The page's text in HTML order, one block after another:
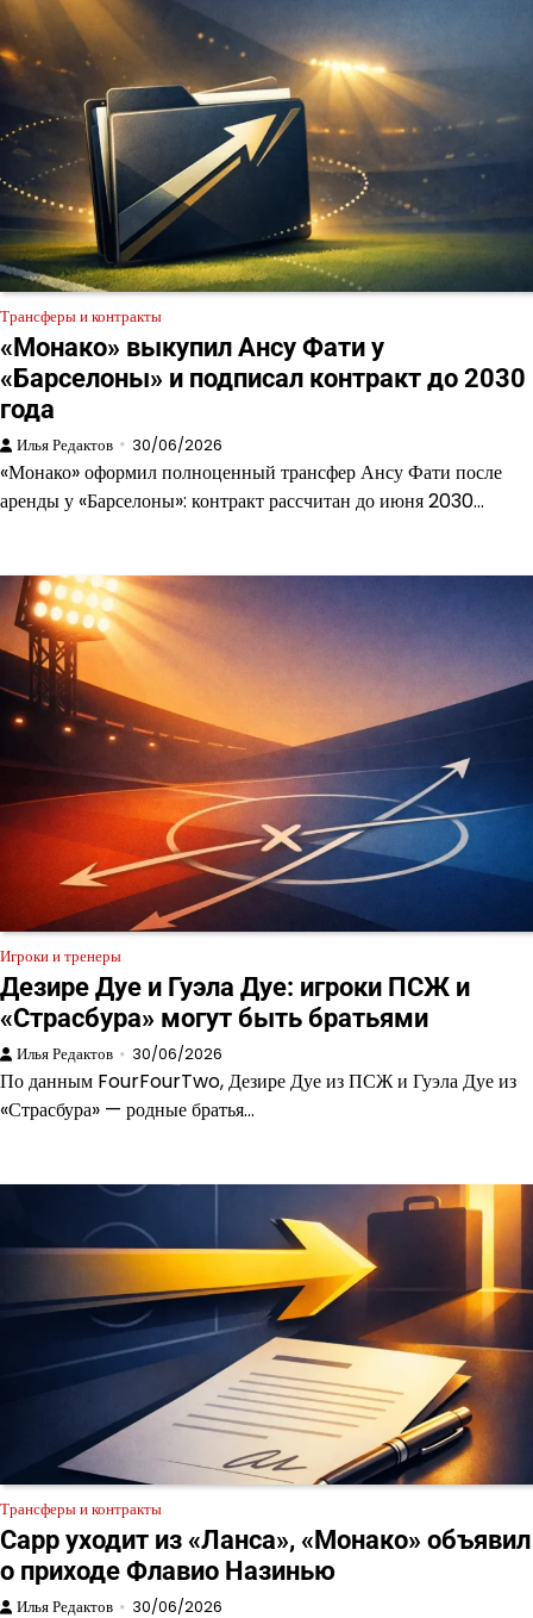
Трансферы и контракты
«Монако» выкупил Ансу Фати у
«Барселоны» и подписал контракт до 2030
года
Илья Редактов 30/06/2026
«Монако» оформил полноценный трансфер Ансу Фати после
аренды у «Барселоны»: контракт рассчитан до июня 2030…
Игроки и тренеры
Дезире Дуе и Гуэла Дуе: игроки ПСЖ и
«Страсбура» могут быть братьями
Илья Редактов 30/06/2026
По данным FourFourTwo, Дезире Дуе из ПСЖ и Гуэла Дуе из
«Страсбура» — родные братья…
Трансферы и контракты
Сарр уходит из «Ланса», «Монако» объявил
о приходе Флавио Назинью
Илья Редактов 30/06/2026